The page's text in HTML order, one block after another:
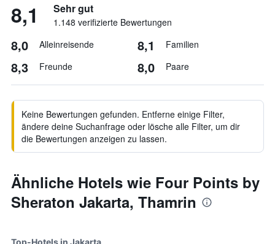
8,1 Sehr gut
1.148 verifizierte Bewertungen
8,0 Alleinreisende 8,1 Familien
8,3 Freunde 8,0 Paare
Keine Bewertungen gefunden. Entferne einige Filter,
ändere deine Suchanfrage oder lösche alle Filter, um dir
die Bewertungen anzeigen zu lassen.
Ähnliche Hotels wie Four Points by
Sheraton Jakarta, Thamrin
Top-Hotels in Jakarta